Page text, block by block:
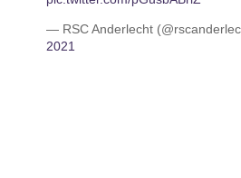
— RSC Anderlecht
2021